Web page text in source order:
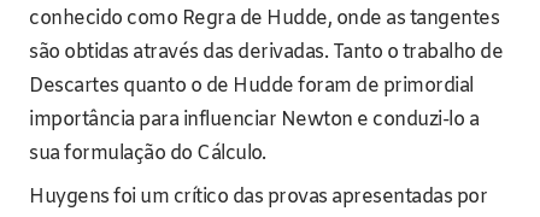
conhecido como Regra de Hudde, onde as tangentes
são obtidas através das derivadas. Tanto o trabalho de
Descartes quanto o de Hudde foram de primordial
importância para influenciar Newton e conduzi-lo a
sua formulação do Cálculo.
Huygens foi um crítico das provas apresentadas por